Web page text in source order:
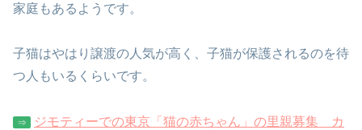
家庭もあるようです。
子猫はやはり譲渡の人気が高く、子猫が保護されるのを待
つ人もいるくらいです。
⇒
ジモティーでの東京「猫の赤ちゃん」の里親募集 カ